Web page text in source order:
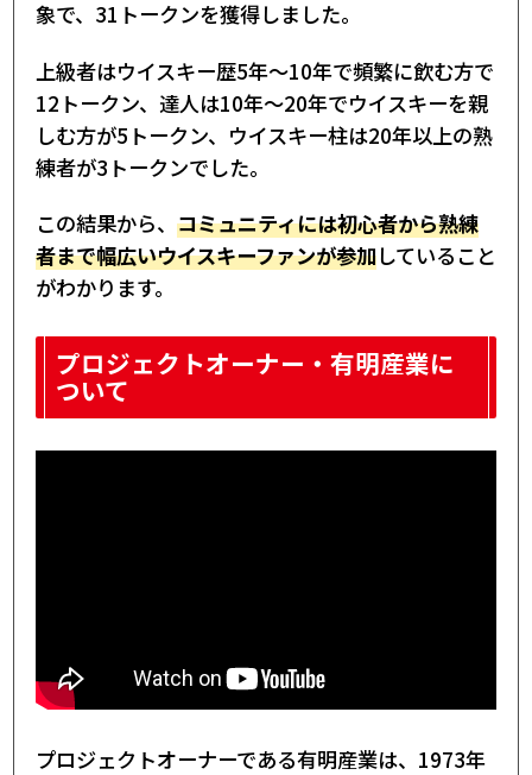
象で、31トークンを獲得しました。
上級者はウイスキー歴5年～10年で頻繁に飲む方で
12トークン、達人は10年～20年でウイスキーを親
しむ方が5トークン、ウイスキー柱は20年以上の熟
練者が3トークンでした。
この結果から、 コミュニティには初心者から熟練
者まで幅広いウイスキーファンが参加していること
がわかります。
プロジェクトオーナー・有明産業に
ついて
プロジェクトオーナーである有明産業は、1973年